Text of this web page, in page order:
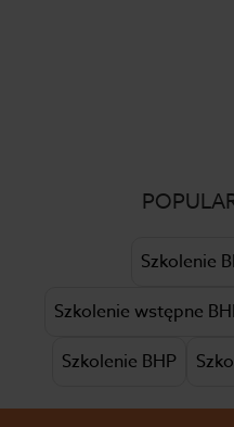
Szkolenie
Szkolenie wstępne
Szkolenie BHP